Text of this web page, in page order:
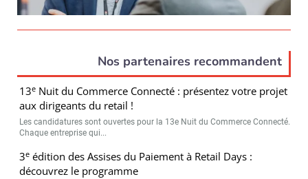
Nos partenaires recommandent
13e Nuit du Commerce Connecté : présentez votre projet
aux dirigeants du retail !
Les candidatures sont ouvertes pour la 13e Nuit du Commerce Connecté.
Chaque entreprise qui...
3e édition des Assises du Paiement à Retail Days :
découvrez le programme